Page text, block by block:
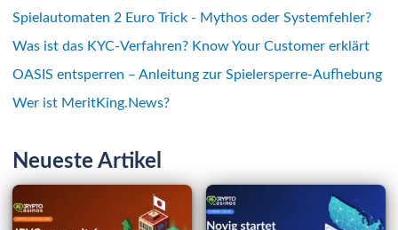
Spielautomaten 2 Euro Trick - Mythos oder Systemfehler?
Was ist das KYC-Verfahren? Know Your Customer erklärt
OASIS entsperren – Anleitung zur Spielersperre-Aufhebung
Wer ist MeritKing.News?
Neueste Artikel